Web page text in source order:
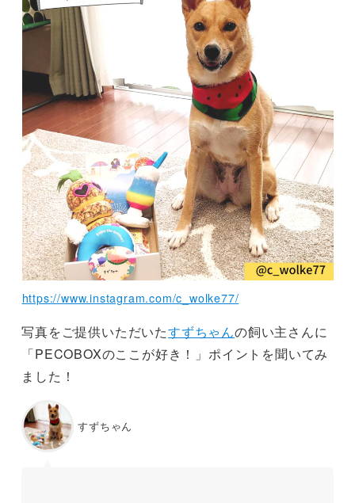
https://www.instagram.com/c_wolke77/
写真をご提供いただいたすずちゃんの飼い主さんに
「PECOBOXのここが好き！」ポイントを聞いてみ
ました！
すずちゃん